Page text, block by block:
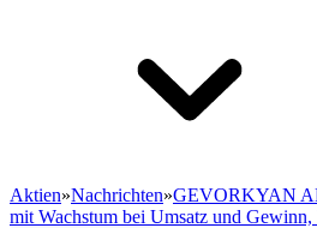
Aktien»Nachrichten»GEVORKYAN
mit Wachstum bei Umsatz und